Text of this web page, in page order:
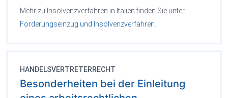
Mehr zu Insolvenzverfahren in Italien finden Sie unter
Forderungseinzug und Insolvenzverfahren.
HANDELSVERTRETERRECHT
Besonderheiten bei der Einleitung